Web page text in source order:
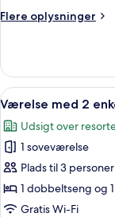
View)
Flere oplysninger
Flere
værelse
(Ondol,
Hwangnyoung
Indlæs
alle
billeder
af
Værelse
med
2
3
Værelse med 2
Udsigt over
1 soveværelse
Plads til 3 personer
1 dobbeltseng og
Gratis Wi-Fi